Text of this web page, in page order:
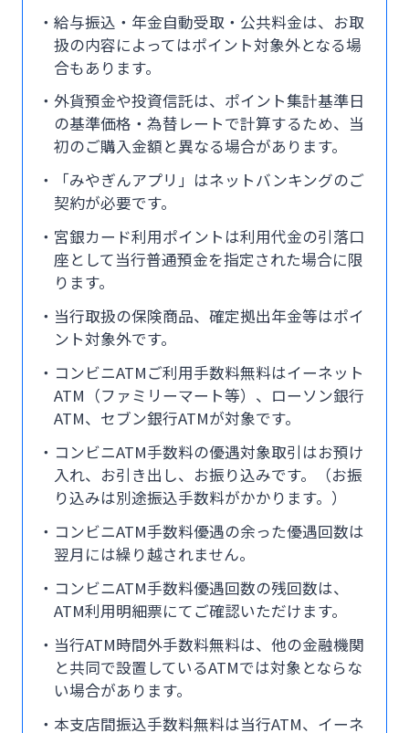
給与振込・年金自動受取・公共料金は、お取
扱の内容によってはポイント対象外となる場
合もあります。
外貨預金や投資信託は、ポイント集計基準日
の基準価格・為替レートで計算するため、当
初のご購入金額と異なる場合があります。
「みやぎんアプリ」はネットバンキングのご
契約が必要です。
宮銀カード利用ポイントは利用代金の引落口
座として当行普通預金を指定された場合に限
ります。
当行取扱の保険商品、確定拠出年金等はポイ
ント対象外です。
コンビニATMご利用手数料無料はイーネット
ATM（ファミリーマート等）、ローソン銀行
ATM、セブン銀行ATMが対象です。
コンビニATM手数料の優遇対象取引はお預け
入れ、お引き出し、お振り込みです。（お振
り込みは別途振込手数料がかかります。）
コンビニATM手数料優遇の余った優遇回数は
翌月には繰り越されません。
コンビニATM手数料優遇回数の残回数は、
ATM利用明細票にてご確認いただけます。
当行ATM時間外手数料無料は、他の金融機関
と共同で設置しているATMでは対象とならな
い場合があります。
本支店間振込手数料無料は当行ATM、イーネ